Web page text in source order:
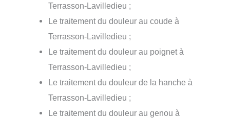
Terrasson-Lavilledieu ;
Le traitement du douleur au coude à
Terrasson-Lavilledieu ;
Le traitement du douleur au poignet à
Terrasson-Lavilledieu ;
Le traitement du douleur de la hanche à
Terrasson-Lavilledieu ;
Le traitement du douleur au genou à